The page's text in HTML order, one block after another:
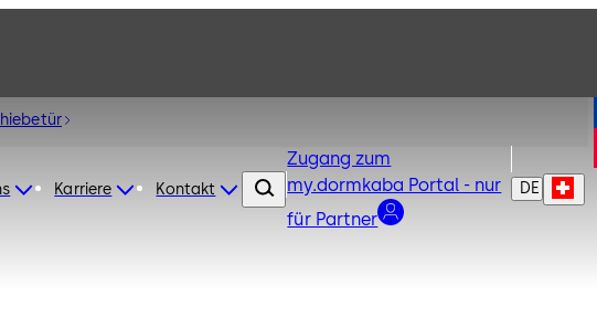
Karriere Kontakt
Zugang zum
my.dormkaba Portal - nur
für Partner
DE